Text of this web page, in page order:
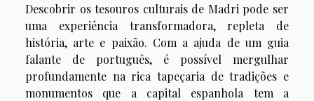
Descobrir os tesouros culturais de Madri pode ser
uma experiência transformadora, repleta de
história, arte e paixão. Com a ajuda de um guia
falante de português, é possível mergulhar
profundamente na rica tapeçaria de tradições e
monumentos que a capital espanhola tem a